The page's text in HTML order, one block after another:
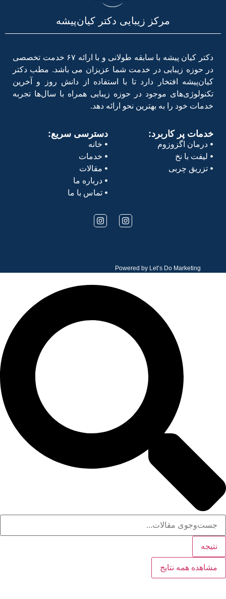
مرکز زیبایی دکتر کیان‌پیشه
دکتر کیان پیشه با سابقه طولانی و با ارائه ۶۷ خدمت تخصصی
در حوزه زیبایی در خدمت شما عزیزان می باشد. مطب دکتر
کیان‌پیشه افتخار دارد تا با استفاده از دانش روز و آخرین
تکنولوژی‌های موجود در حوزه زیبایی همراه با سال‌ها تجربه
خدمات خود را به بهترین نحو ارائه دهد.
خدمات پر کاربرد:
درمان اگزوزوم
لیفت با نخ
تزریق چربی
دسترسی سریع:
خانه
خدمات
مقالات
درباره ما
تماس با ما
Powered by Let’s Do Marketing
نتیجه
مشاهده همه نتایج